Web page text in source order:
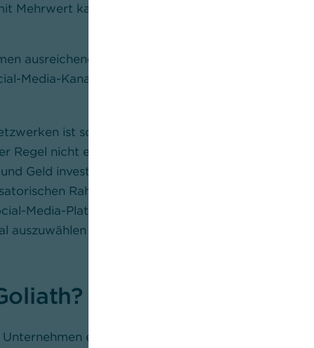
Mehrwert kann ich meiner Zielgruppe regelmäßig
ausreichend Ressourcen – vor allem Zeit – für den
Media-Kanals?
ist schnell erstellt, aber ein ernsthaftes
Regel nicht einfach nebenher betreiben. Gerade zu
Geld investieren, um eine Präsenz in Social Media
Rahmenbedingungen schaffen. Eine
Media-Plattformen gleichzeitig zu starten,
auszuwählen und dann Schritt für Schritt Ihr
ein wichtiges Tool, um mit Kunden in